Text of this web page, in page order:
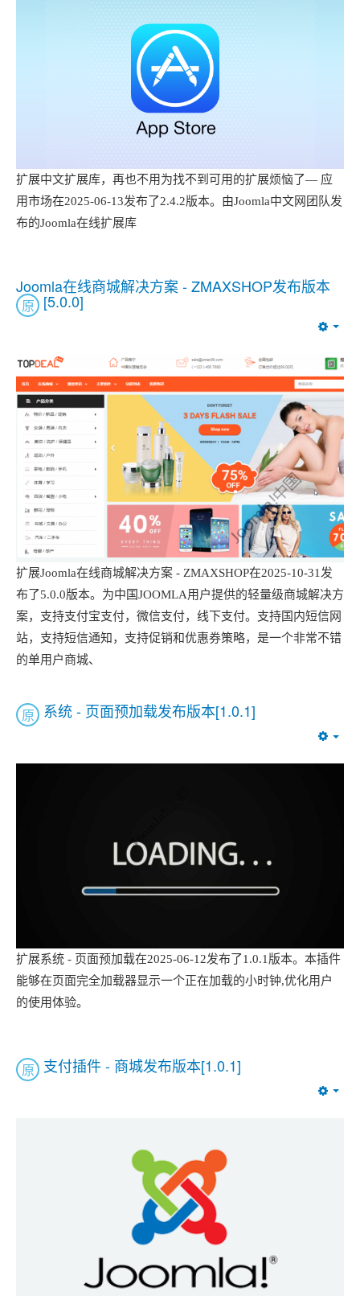
扩展中文扩展库，再也不用为找不到可用的扩展烦恼了— 应
用市场在2025-06-13发布了2.4.2版本。由Joomla中文网团队发
布的Joomla在线扩展库
Joomla在线商城解决方案 - ZMAXSHOP发布版本
[5.0.0]
原
扩展Joomla在线商城解决方案 - ZMAXSHOP在2025-10-31发
布了5.0.0版本。为中国JOOMLA用户提供的轻量级商城解决方
案，支持支付宝支付，微信支付，线下支付。支持国内短信网
站，支持短信通知，支持促销和优惠券策略，是一个非常不错
的单用户商城、
系统 - 页面预加载发布版本[1.0.1]
原
扩展系统 - 页面预加载在2025-06-12发布了1.0.1版本。本插件
能够在页面完全加载器显示一个正在加载的小时钟,优化用户
的使用体验。
支付插件 - 商城发布版本[1.0.1]
原